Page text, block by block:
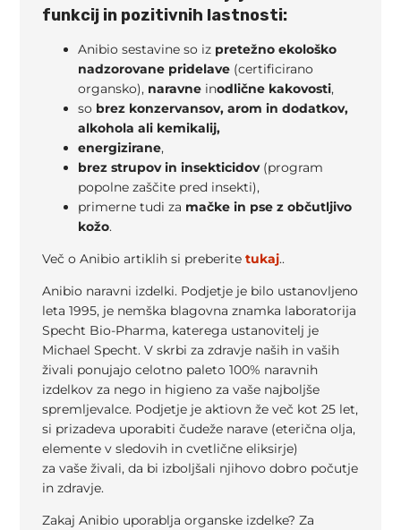
funkcij in pozitivnih lastnosti:
Anibio sestavine so iz pretežno ekološko
nadzorovane pridelave (certificirano
organsko), naravne inodlične kakovosti,
so brez konzervansov, arom in dodatkov,
alkohola ali kemikalij,
energizirane,
brez strupov in insekticidov(program
popolne zaščite pred insekti),
primerne tudi za mačke in pse z občutljivo
kožo.
Več o Anibio artiklih si preberitetukaj..
Anibio naravni izdelki. Podjetje je bilo ustanovljeno
leta 1995, je nemška blagovna znamka laboratorija
Specht Bio-Pharma, katerega ustanovitelj je
Michael Specht. V skrbi za zdravje naših in vaših
živali ponujajo celotno paleto 100% naravnih
izdelkov za nego in higieno za vaše najboljše
spremljevalce. Podjetje je aktiovn že več kot 25 let,
si prizadeva uporabiti čudeže narave (eterična olja,
elemente v sledovih in cvetlične eliksirje)
za vaše živali, da bi izboljšali njihovo dobro počutje
in zdravje.
Zakaj Anibio uporablja organske izdelke? Za